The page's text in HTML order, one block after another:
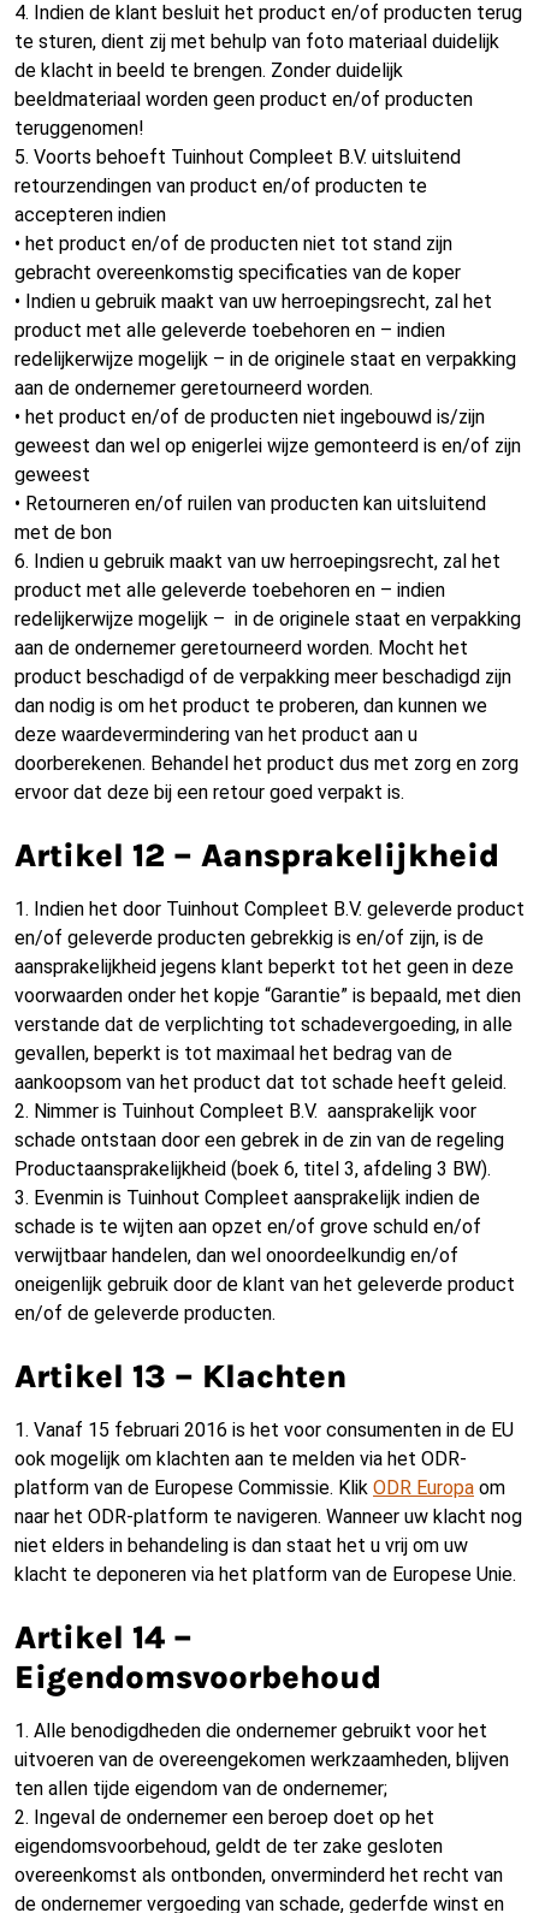
4. Indien de klant besluit het product en/of producten terug
te sturen, dient zij met behulp van foto materiaal duidelijk
de klacht in beeld te brengen. Zonder duidelijk
beeldmateriaal worden geen product en/of producten
teruggenomen!
5. Voorts behoeft Tuinhout Compleet B.V. uitsluitend
retourzendingen van product en/of producten te
accepteren indien
• het product en/of de producten niet tot stand zijn
gebracht overeenkomstig specificaties van de koper
• Indien u gebruik maakt van uw herroepingsrecht, zal het
product met alle geleverde toebehoren en – indien
redelijkerwijze mogelijk – in de originele staat en verpakking
aan de ondernemer geretourneerd worden.
• het product en/of de producten niet ingebouwd is/zijn
geweest dan wel op enigerlei wijze gemonteerd is en/of zijn
geweest
• Retourneren en/of ruilen van producten kan uitsluitend
met de bon
6. Indien u gebruik maakt van uw herroepingsrecht, zal het
product met alle geleverde toebehoren en – indien
redelijkerwijze mogelijk – in de originele staat en verpakking
aan de ondernemer geretourneerd worden. Mocht het
product beschadigd of de verpakking meer beschadigd zijn
dan nodig is om het product te proberen, dan kunnen we
deze waardevermindering van het product aan u
doorberekenen. Behandel het product dus met zorg en zorg
ervoor dat deze bij een retour goed verpakt is.
Artikel 12 – Aansprakelijkheid
1. Indien het door Tuinhout Compleet B.V. geleverde product
en/of geleverde producten gebrekkig is en/of zijn, is de
aansprakelijkheid jegens klant beperkt tot het geen in deze
voorwaarden onder het kopje “Garantie” is bepaald, met dien
verstande dat de verplichting tot schadevergoeding, in alle
gevallen, beperkt is tot maximaal het bedrag van de
aankoopsom van het product dat tot schade heeft geleid.
2. Nimmer is Tuinhout Compleet B.V. aansprakelijk voor
schade ontstaan door een gebrek in de zin van de regeling
Productaansprakelijkheid (boek 6, titel 3, afdeling 3 BW).
3. Evenmin is Tuinhout Compleet aansprakelijk indien de
schade is te wijten aan opzet en/of grove schuld en/of
verwijtbaar handelen, dan wel onoordeelkundig en/of
oneigenlijk gebruik door de klant van het geleverde product
en/of de geleverde producten.
Artikel 13 – Klachten
1. Vanaf 15 februari 2016 is het voor consumenten in de EU
ook mogelijk om klachten aan te melden via het ODR-
platform van de Europese Commissie. Klik ODR Europa om
naar het ODR-platform te navigeren. Wanneer uw klacht nog
niet elders in behandeling is dan staat het u vrij om uw
klacht te deponeren via het platform van de Europese Unie.
Artikel 14 –
Eigendomsvoorbehoud
1. Alle benodigdheden die ondernemer gebruikt voor het
uitvoeren van de overeengekomen werkzaamheden, blijven
ten allen tijde eigendom van de ondernemer;
2. Ingeval de ondernemer een beroep doet op het
eigendomsvoorbehoud, geldt de ter zake gesloten
overeenkomst als ontbonden, onverminderd het recht van
de ondernemer vergoeding van schade, gederfde winst en